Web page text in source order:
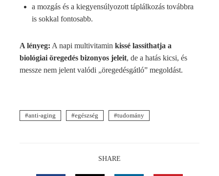
a mozgás és a kiegyensúlyozott táplálkozás továbbra
is sokkal fontosabb.
A lényeg: A napi multivitamin kissé lassíthatja a
biológiai öregedés bizonyos jeleit, de a hatás kicsi, és
messze nem jelent valódi „öregedésgátló” megoldást.
anti-aging egészség tudomány
SHARE